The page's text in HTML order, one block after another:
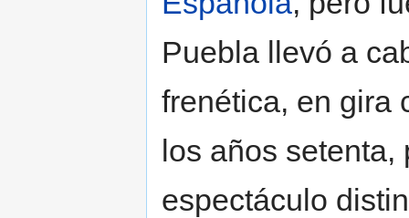
Puebla llevó a
frenética, en gira
los años setenta,
espectáculo